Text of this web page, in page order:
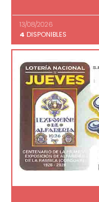
13/08/2026
4 DISPONIBLES